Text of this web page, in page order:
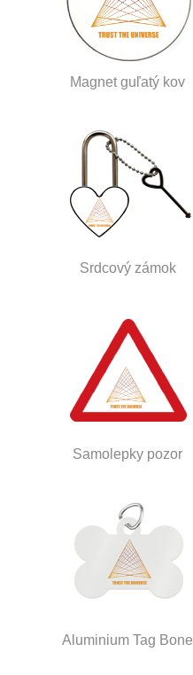
Magnet guľatý kov
Srdcový zámok
Samolepky pozor
Aluminium Tag Bone